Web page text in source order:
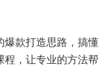
爆款打造思路，搞懂
程，让专业的方法帮